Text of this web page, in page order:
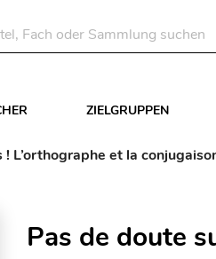
ZIELGRUPPEN
L’orthographe et la
Pas de doute